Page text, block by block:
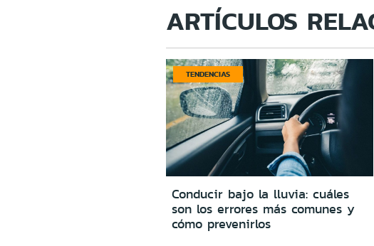
ARTÍCULOS
TENDENCIAS
Conducir bajo la lluvia: cuáles
son los errores más comunes y
cómo prevenirlos